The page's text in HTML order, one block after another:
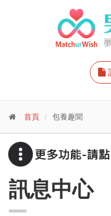
首頁 包養趣聞
訊息中心